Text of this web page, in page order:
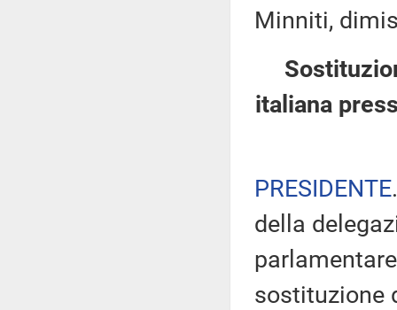
Minniti,
italiana
PRESIDENTE
della
sostituzione